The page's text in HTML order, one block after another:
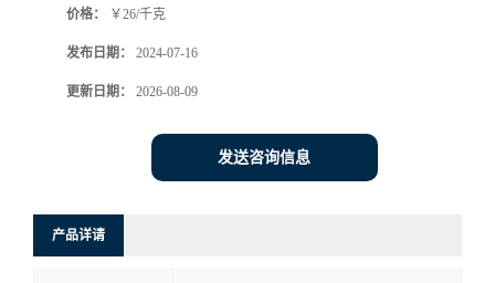
价格： ￥26/千克
发布日期： 2024-07-16
更新日期： 2026-08-09
发送咨询信息
产品详请